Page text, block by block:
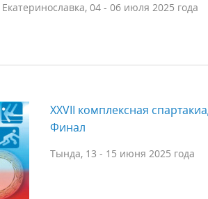
Екатеринославка, 04 - 06 июля 2025 года
XXVII комплексная
Финал
Тында, 13 - 15 июня 2025 года